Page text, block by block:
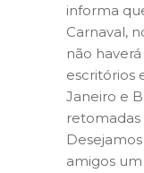
informa
Carnaval,
não
escritórios
Janeiro e
retomadas
amigos um